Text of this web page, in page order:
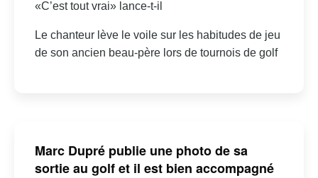
«C’est tout vrai» lance-t-il
Le chanteur lève le voile sur les habitudes de jeu
de son ancien beau-père lors de tournois de golf
Marc Dupré publie une photo de sa
sortie au golf et il est bien accompagné